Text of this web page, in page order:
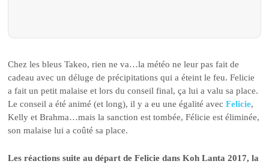
Chez les bleus Takeo, rien ne va…la météo ne leur pas fait de
cadeau avec un déluge de précipitations qui a éteint le feu. Felicie
a fait un petit malaise et lors du conseil final, ça lui a valu sa place.
Le conseil a été animé (et long), il y a eu une égalité avecFelicie,
Kelly et Brahma…mais la sanction est tombée, Félicie est éliminée,
son malaise lui a coûté sa place.
Les réactions suite au départ de Felicie dans Koh Lanta 2017, la